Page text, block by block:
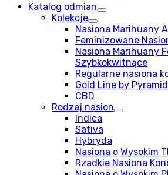
Katalog odmian
Kolekcje
Nasiona Marihuany
Feminizowane
Nasiona Marihuany
Szybkokwitnące
Regularne nasiona
Gold Line by
CBD
Rodzaj nasion
Indica
Sativa
Hybryda
Nasiona o Wysokim
Rzadkie Nasiona